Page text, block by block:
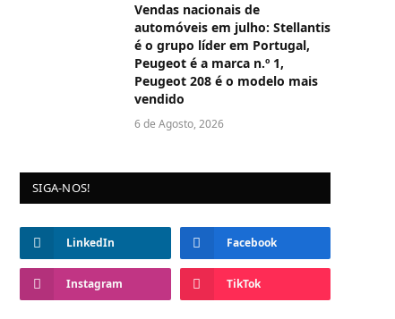
Vendas nacionais de
automóveis em julho: Stellantis
é o grupo líder em Portugal,
Peugeot é a marca n.º 1,
Peugeot 208 é o modelo mais
vendido
6 de Agosto, 2026
SIGA-NOS!
LinkedIn Facebook
Instagram TikTok